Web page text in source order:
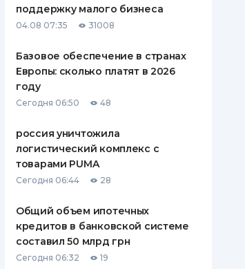
ПУТЕВОДИТЕЛИ ПО
ВСЕ СТРАХОВЫЕ ПОЛИСЫ
СТРАХОВЫЕ КОМПАНИИ
КОМПАНИЯХ
ДОСТАВКА И ОПЛАТА
КОНТАКТЫ
поддержку малого бизнеса
04.08 07:35 31008
Базовое обеспечение в странах
Европы: сколько платят в 2026
году
Сегодня 06:50 48
россия уничтожила
логистический комплекс с
товарами PUMA
Сегодня 06:44 28
Общий объем ипотечных
кредитов в банковской системе
составил 50 млрд грн
Сегодня 06:32 19